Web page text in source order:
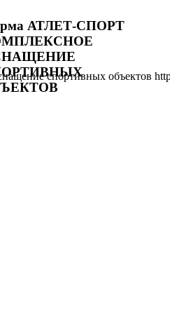
АТЛЕТ-СПОРТ
спортивных объектов